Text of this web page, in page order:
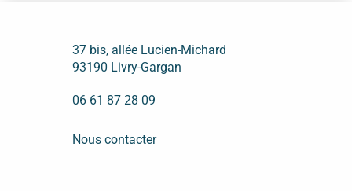
37 bis, allée Lucien-Michard
93190 Livry-Gargan
06 61 87 28 09
Nous contacter